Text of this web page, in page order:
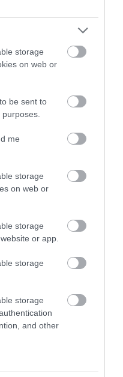
storage
on web or
be sent to
me
storage
on web or
storage
or app.
storage
storage
and other
gasztronómia is
párosul. A
fúzióját
amelyek
Cucine